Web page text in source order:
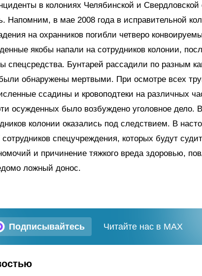
в колониях Челябинской и Свердловской
Напомним, в мае 2008 года в исправительной
на охранников погибли четверо
якобы напали на сотрудников колонии,
спецсредства. Бунтарей рассадили по разным
обнаружены мертвыми. При осмотре всех
ссадины и кровоподтеки на различных
осужденных было возбуждено уголовное дело. В
колонии оказались под следствием. В
спецучреждения, которых будут
и причинение тяжкого вреда здоровью,
ложный донос.
Подписывайтесь Читайте нас в MAX